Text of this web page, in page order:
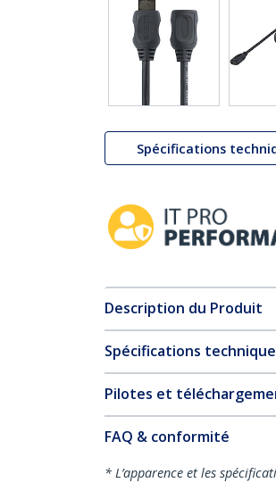
Spécifications
Description du Produit
Spécifications
Pilotes et
FAQ & conformité
* L’apparence et les